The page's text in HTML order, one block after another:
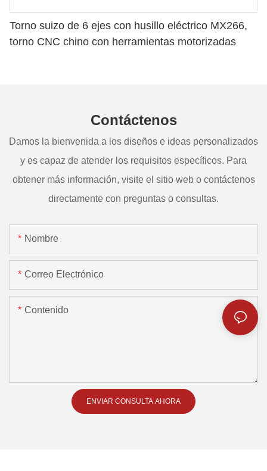
Torno suizo de 6 ejes con husillo eléctrico MX266,
torno CNC chino con herramientas motorizadas
Contáctenos
Damos la bienvenida a los diseños e ideas personalizados
y es capaz de atender los requisitos específicos. Para
obtener más información, visite el sitio web o contáctenos
directamente con preguntas o consultas.
Nombre
Correo Electrónico
Contenido
ENVIAR CONSULTA AHORA